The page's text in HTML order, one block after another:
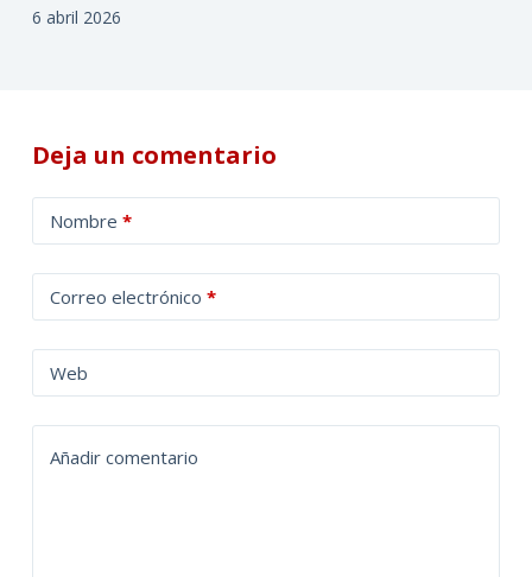
6 abril 2026
Deja un comentario
Nombre *
Correo electrónico *
Web
Añadir comentario
l
t
a
t